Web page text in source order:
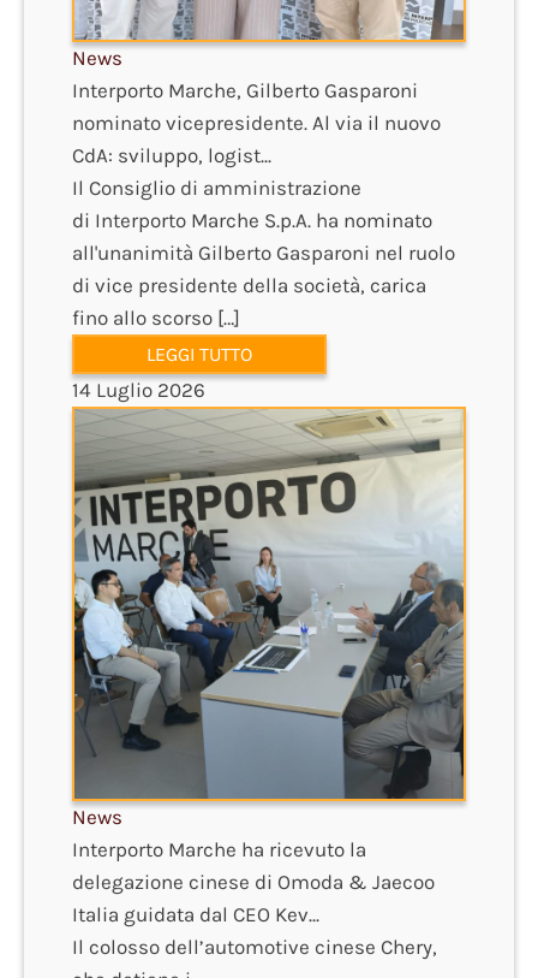
News
Interporto Marche, Gilberto Gasparoni
nominato vicepresidente. Al via il nuovo
CdA: sviluppo, logist...
Il Consiglio di amministrazione
di Interporto Marche S.p.A. ha nominato
all'unanimità Gilberto Gasparoni nel ruolo
di vice presidente della società, carica
fino allo scorso […]
LEGGI TUTTO
14 Luglio 2026
News
Interporto Marche ha ricevuto la
delegazione cinese di Omoda & Jaecoo
Italia guidata dal CEO Kev...
Il colosso dell’automotive cinese Chery,